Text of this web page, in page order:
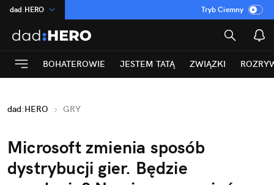
dad:HERO
:Temat
INN:Poland
ASZ:dziennik
Rozrywka
Tryb Ciemny
BOHATEROWIE JESTEM TATĄ ZWIĄZKI
dad:HERO GRY
Microsoft zmienia sposób
dystrybucji gier. Będzie